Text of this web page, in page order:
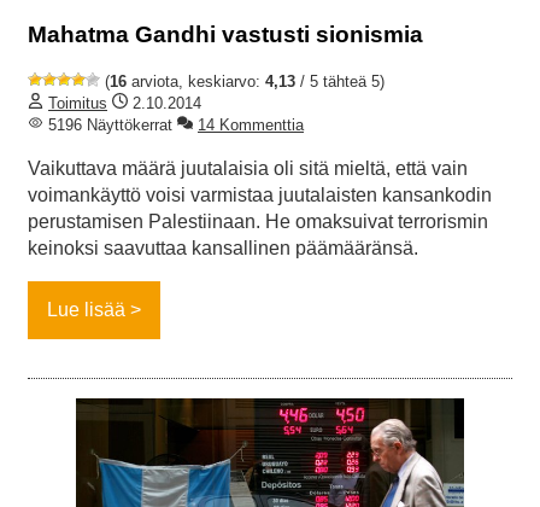
Mahatma Gandhi vastusti sionismia
(16 arviota, keskiarvo: 4,13 / 5 tähteä 5)
Toimitus
2.10.2014
5196 Näyttökerrat
14 Kommenttia
Vaikuttava määrä juutalaisia oli sitä mieltä, että vain
voimankäyttö voisi varmistaa juutalaisten kansankodin
perustamisen Palestiinaan. He omaksuivat terrorismin
keinoksi saavuttaa kansallinen päämääränsä.
Lue lisää